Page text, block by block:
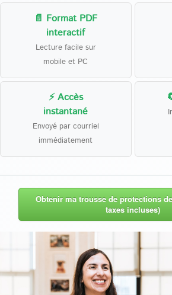
📄 Format PDF
interactif
Lecture facile sur
mobile et PC
⚡ Accès
instantané
Envoyé par courriel
immédiatement
Obtenir ma trousse de protections
taxes incluses)